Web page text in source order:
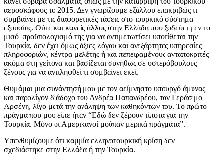
αεροσκάφους το 2015. Δεν γνωρίζουμε εξάλλου επακριβώς τι
συμβαίνει με τις διαφορετικές τάσεις στο τουρκικό σύστημα
εξουσίας. Ούτε και κανείς άλλος στην Ελλάδα που ξοδεύει μεν το
μισό προϋπολογισμό της για να αντιμετωπίσει υποτίθεται την
Τουρκία, δεν έχει όμως άξιες λόγου και ανεξάρτητες υπηρεσίες
πληροφοριών, κέντρα μελέτης ή και πεπειραμένους ανταποκριτές
ακόμα στη γείτονα και βασίζεται συνήθως σε υστερόβουλους
ξένους για να αντιληφθεί τι συμβαίνει εκεί.
Θυμάμαι μια συνάντησή μου με τον αείμνηστο υπουργό άμυνας
και παρολίγον διάδοχο του Ανδρέα Παπανδρέου, τον Γεράσιμο
Αρσένη, λίγο μετά την ανάληψη των καθηκόντων του. Το πρώτο
πράγμα που μου είπε ήταν “Εδώ δεν ξέρουν τίποτα για την
Τουρκία. Μόνο οι Αμερικανοί μούπαν μερικά πράγματα”.
Υπενθυμίζουμε ότι καμμία ελληνοτουρκική κρίση δεν
σχεδιάστηκε στην Ελλάδα ή την Τουρκία.